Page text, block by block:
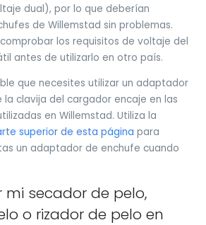
dual), por lo que deberían
de Willemstad sin problemas.
los requisitos de voltaje del
antes de utilizarlo en otro país.
que necesites utilizar un adaptador
clavija del cargador encaje en las
en Willemstad. Utiliza la
superior de esta página para
un adaptador de enchufe cuando
mi secador de pelo,
o rizador de pelo en